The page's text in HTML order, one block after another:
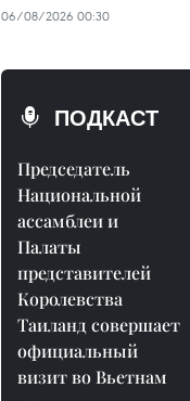
06/08/2026 00:30
ПОДКАСТ
Председатель
Национальной
ассамблеи и
Палаты
представителей
Королевства
Таиланд совершает
официальный
визит во Вьетнам